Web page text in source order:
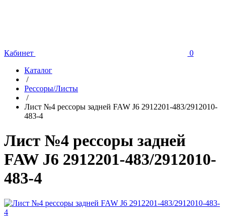
Кабинет
0
Каталог
/
Рессоры/Листы
/
Лист №4 рессоры задней FAW J6 2912201-483/2912010-
483-4
Лист №4 рессоры задней
FAW J6 2912201-483/2912010-
483-4